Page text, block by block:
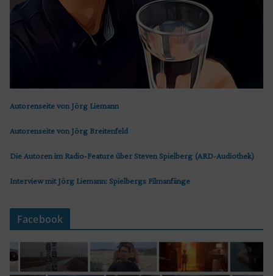
Autorenseite von Jörg Liemann
Autorenseite von Jörg Breitenfeld
Die Autoren im Radio-Feature über Steven Spielberg (ARD-Audiothek)
Interview mit Jörg Liemann: Spielbergs Filmanfänge
Facebook